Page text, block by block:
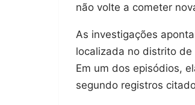
não volte a cometer
As investigações
localizada no distrito
Em um dos episódios,
segundo registros